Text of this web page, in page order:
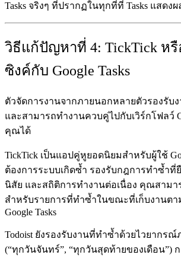
Tasks จริงๆ ที่ปรากฏในทุกที่ที่ Tasks แสดงผ
วิธีแก้ปัญหาที่ 4: TickTick ห
ซิงค์กับ Google Tasks
ตัวจัดการงานจากภายนอกหลายตัวรองรับ
และสามารถทำงานควบคู่ไปกับเวิร์กโฟลว์
คุณได้
TickTick เป็นแอปคู่หูยอดนิยมสำหรับผู้ใช้
ต้องการระบบเกิดซ้ำ รองรับกฎการทำซ้ำที่
นิสัย และสถิติการทำงานต่อเนื่อง คุณสามา
สำหรับรายการที่ทำซ้ำในขณะที่เก็บงานตา
Google Tasks
Todoist ยังรองรับงานที่ทำซ้ำด้วยไวยากร
(“ทุกวันจันทร์”, “ทุกวันสุดท้ายของเดือน”)